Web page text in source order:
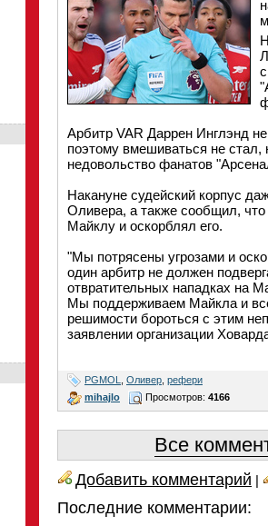
Арбитр VAR Даррен Инглэнд
поэтому вмешиваться не
недовольство фанатов
Накануне судейский корпус
Оливера, а также сообщил,
Майклу и оскорблял его.
"Мы потрясены угрозами и
один арбитр не должен
отвратительных нападках на
Мы поддерживаем Майкла и
решимости бороться с этим
заявлении организации
PGMOL Оливер рефери
mihajlo
Просмотров: 4166
Все
Добавить комментарий |
Последние комментарии: